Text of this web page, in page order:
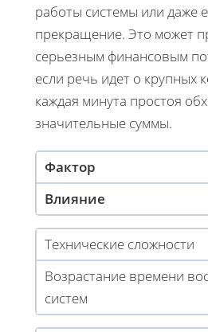
работы системы или даже
прекращение. Это может
серьезным финансовым
если речь идет о крупных
каждая минута простоя
значительные суммы.
Фактор
Влияние
Технические сложности
Возрастание времени
систем